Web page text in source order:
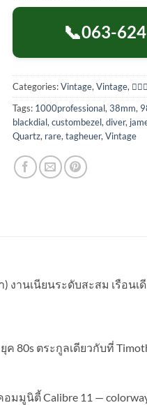
📞063-
Categories:Vintage, Vintage,
Tags: 1000professional, 38mm,
blackdial, custombezel, diver,
Quartz, rare, tagheuer, Vintage
) งานเนียนระดับสะสม เรือนเ
80s ตระกูลเดียวกับที่
อมมูนิตี้ Calibre 11 —